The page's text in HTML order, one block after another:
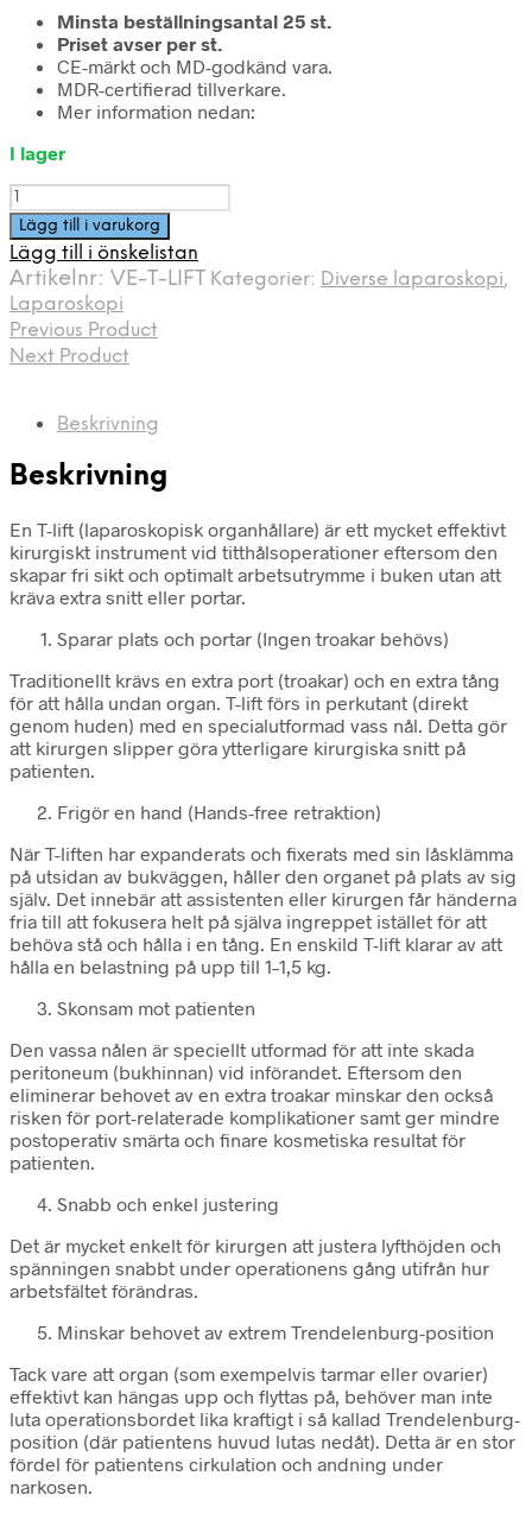
Minsta beställningsantal 25 st.
Priset avser per st.
CE-märkt och MD-godkänd vara.
MDR-certifierad tillverkare.
Mer information nedan:
I lager
Retraktor
T-
lift
laparoskopisk
organhållare
AW16280
mängd
Lägg till i varukorg
Lägg till i önskelistan
Artikelnr: VE-T-LIFT Kategorier: Diverse laparoskopi,
Laparoskopi
Previous Product
Next Product
Beskrivning
Beskrivning
En T-lift (laparoskopisk organhållare) är ett mycket effektivt
kirurgiskt instrument vid titthålsoperationer eftersom den
skapar fri sikt och optimalt arbetsutrymme i buken utan att
kräva extra snitt eller portar.
Sparar plats och portar (Ingen troakar behövs)
Traditionellt krävs en extra port (troakar) och en extra tång
för att hålla undan organ. T-lift förs in perkutant (direkt
genom huden) med en specialutformad vass nål. Detta gör
att kirurgen slipper göra ytterligare kirurgiska snitt på
patienten.
Frigör en hand (Hands-free retraktion)
När T-liften har expanderats och fixerats med sin låsklämma
på utsidan av bukväggen, håller den organet på plats av sig
själv. Det innebär att assistenten eller kirurgen får händerna
fria till att fokusera helt på själva ingreppet istället för att
behöva stå och hålla i en tång. En enskild T-lift klarar av att
hålla en belastning på upp till 1–1,5 kg.
Skonsam mot patienten
Den vassa nålen är speciellt utformad för att inte skada
peritoneum (bukhinnan) vid införandet. Eftersom den
eliminerar behovet av en extra troakar minskar den också
risken för port-relaterade komplikationer samt ger mindre
postoperativ smärta och finare kosmetiska resultat för
patienten.
Snabb och enkel justering
Det är mycket enkelt för kirurgen att justera lyfthöjden och
spänningen snabbt under operationens gång utifrån hur
arbetsfältet förändras.
Minskar behovet av extrem Trendelenburg-position
Tack vare att organ (som exempelvis tarmar eller ovarier)
effektivt kan hängas upp och flyttas på, behöver man inte
luta operationsbordet lika kraftigt i så kallad Trendelenburg-
position (där patientens huvud lutas nedåt). Detta är en stor
fördel för patientens cirkulation och andning under
narkosen.